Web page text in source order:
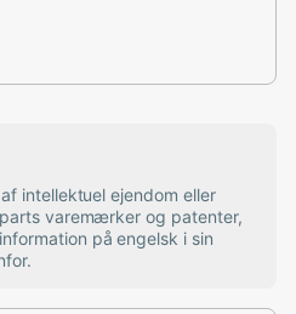
intellektuel ejendom eller
varemærker og patenter,
på engelsk i sin